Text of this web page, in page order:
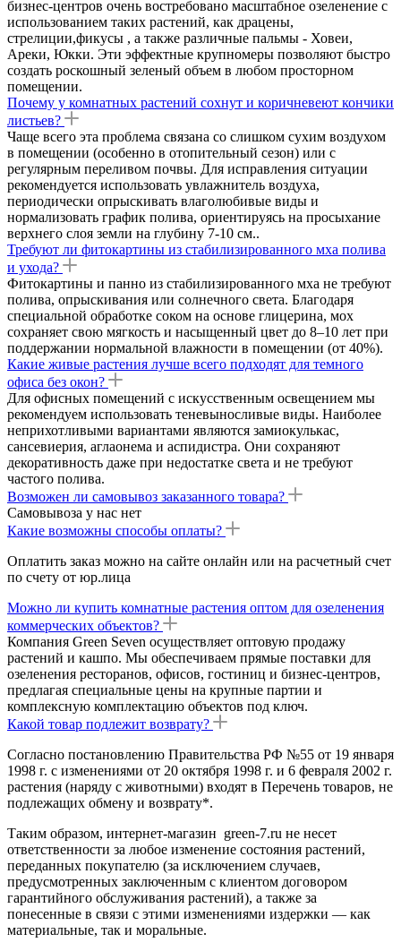
бизнес-центров очень востребовано масштабное озеленение с
использованием таких растений, как драцены,
стрелиции,фикусы , а также различные пальмы - Ховеи,
Ареки, Юкки. Эти эффектные крупномеры позволяют быстро
создать роскошный зеленый объем в любом просторном
помещении.
Почему у комнатных растений сохнут и коричневеют кончики
листьев?
Чаще всего эта проблема связана со слишком сухим воздухом
в помещении (особенно в отопительный сезон) или с
регулярным переливом почвы. Для исправления ситуации
рекомендуется использовать увлажнитель воздуха,
периодически опрыскивать влаголюбивые виды и
нормализовать график полива, ориентируясь на просыхание
верхнего слоя земли на глубину 7-10 см..
Требуют ли фитокартины из стабилизированного мха полива
и ухода?
Фитокартины и панно из стабилизированного мха не требуют
полива, опрыскивания или солнечного света. Благодаря
специальной обработке соком на основе глицерина, мох
сохраняет свою мягкость и насыщенный цвет до 8–10 лет при
поддержании нормальной влажности в помещении (от 40%).
Какие живые растения лучше всего подходят для темного
офиса без окон?
Для офисных помещений с искусственным освещением мы
рекомендуем использовать теневыносливые виды. Наиболее
неприхотливыми вариантами являются замиокулькас,
сансевиерия, аглаонема и аспидистра. Они сохраняют
декоративность даже при недостатке света и не требуют
частого полива.
Возможен ли самовывоз заказанного товара?
Самовывоза у нас нет
Какие возможны способы оплаты?
Оплатить заказ можно на сайте онлайн или на расчетный счет
по счету от юр.лица
Можно ли купить комнатные растения оптом для озеленения
коммерческих объектов?
Компания Green Seven осуществляет оптовую продажу
растений и кашпо. Мы обеспечиваем прямые поставки для
озеленения ресторанов, офисов, гостиниц и бизнес-центров,
предлагая специальные цены на крупные партии и
комплексную комплектацию объектов под ключ.
Какой товар подлежит возврату?
Согласно постановлению Правительства РФ №55 от 19 января
1998 г. с изменениями от 20 октября 1998 г. и 6 февраля 2002 г.
растения (наряду с животными) входят в Перечень товаров, не
подлежащих обмену и возврату*.
Таким образом, интернет-магазин green-7.ru не несет
ответственности за любое изменение состояния растений,
переданных покупателю (за исключением случаев,
предусмотренных заключенным с клиентом договором
гарантийного обслуживания растений), а также за
понесенные в связи с этими изменениями издержки — как
материальные, так и моральные.